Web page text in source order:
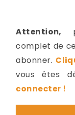
Attention,
complet de
abonner.
vous êtes
connecter !